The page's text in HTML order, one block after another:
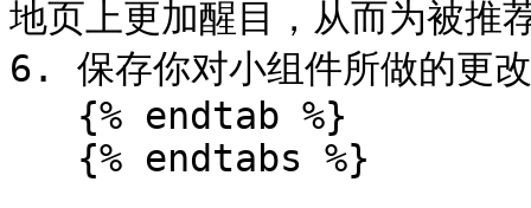
地页上更加醒目，从而为被推
6. 保存你对小组件所做的更